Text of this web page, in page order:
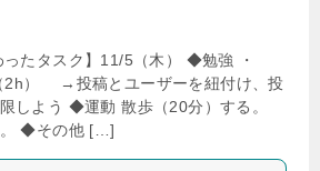
たタスク】11/5（木） ◆勉強 ・
2h） →投稿とユーザーを紐付け、投
しよう ◆運動 散歩（20分）する。
◆その他 […]